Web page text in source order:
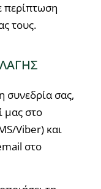
περίπτωση
τους.
συνεδρία σας,
μας στο
Viber) και
στο